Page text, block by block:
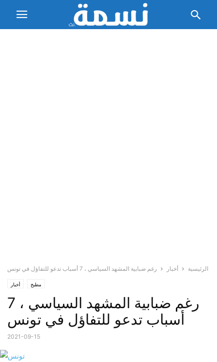
الرئيسية أخبار رغم ضبابية المشهد السياسي ، 7 أسباب تدعو للتفاؤل في تونس
أخبار مطبخ
رغم ضبابية المشهد السياسي ، 7
أسباب تدعو للتفاؤل في تونس
2021-09-15